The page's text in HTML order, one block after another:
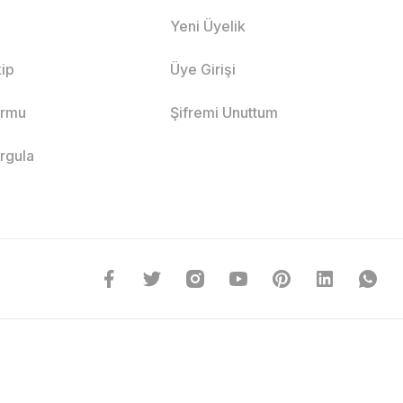
Yeni Üyelik
Üye Girişi
Şifremi Unuttum